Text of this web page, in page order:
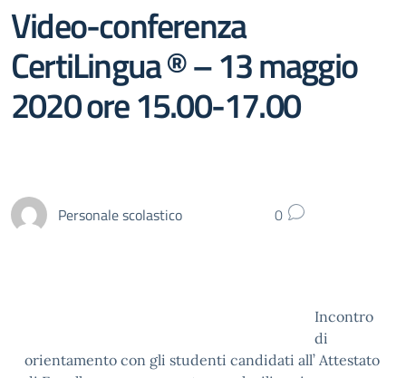
Video-conferenza
CertiLingua ® – 13 maggio
2020 ore 15.00-17.00
Personale scolastico 0
Incontro
di
orientamento con gli studenti candidati all’ Attestato